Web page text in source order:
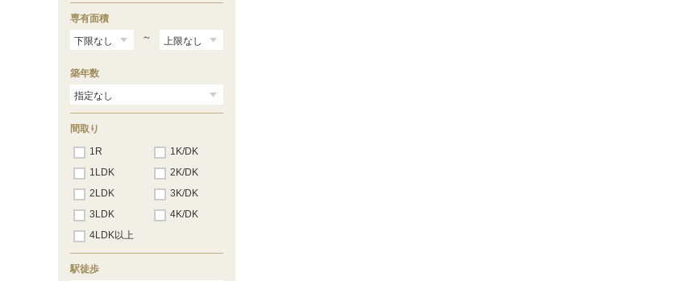
専有面積
～
築年数
間取り
1R
1K/DK
1LDK
2K/DK
2LDK
3K/DK
3LDK
4K/DK
4LDK以上
駅徒歩